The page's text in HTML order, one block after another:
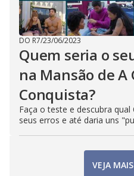
DO R7/23/06/2023
Quem seria o
na Mansão de A
Conquista?
Faça o teste e descubra
seus erros e até daria uns
VEJA